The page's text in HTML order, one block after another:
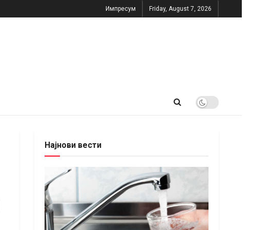
Импресум Friday, August 7, 2026
Најнови вести